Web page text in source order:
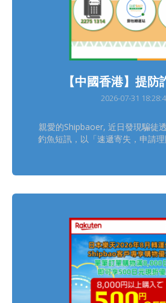
【中國香港】提防
2026-07-31
親愛的Shipbaoer, 近日發現騙徒
釣魚短訊，以「速遞寄失，申請
詢個案，具體聯絡方式可
盡快下載並使用「Shipbao APP
運資訊，減低受騙風險! 如有懷疑
服，謝謝。 Shipbao